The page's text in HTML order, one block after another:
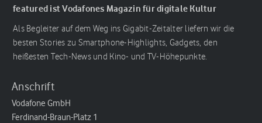
featured ist Vodafones Magazin für digitale Kultur
Als Begleiter auf dem Weg ins Gigabit-Zeitalter liefern wir die
besten Stories zu Smartphone-Highlights, Gadgets, den
heißesten Tech-News und Kino- und TV-Höhepunkte.
Anschrift
Vodafone GmbH
Ferdinand-Braun-Platz 1